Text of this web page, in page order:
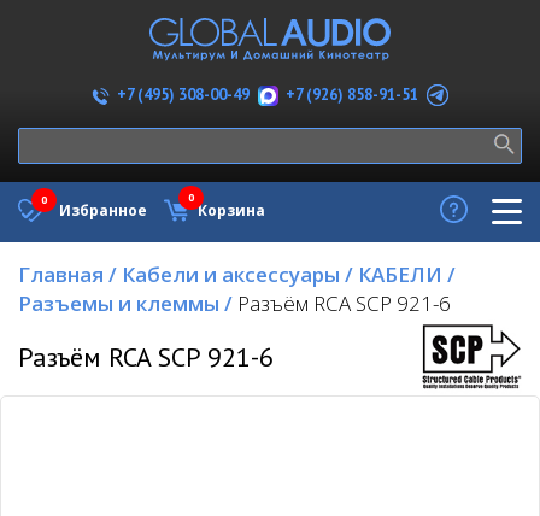
+7 (495) 308-00-49 +7 (926) 858-91-51
Избранное
0
Корзина
0
Главная / Кабели и аксессуары / КАБЕЛИ /
Разъемы и клеммы / Разъём RCA SCP 921-6
Разъём RCA SCP 921-6